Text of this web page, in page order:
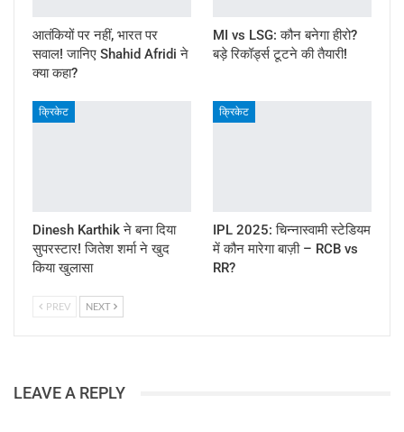
आतंकियों पर नहीं, भारत पर
सवाल! जानिए Shahid Afridi ने
क्या कहा?
MI vs LSG: कौन बनेगा हीरो?
बड़े रिकॉर्ड्स टूटने की तैयारी!
क्रिकेट
Dinesh Karthik ने बना दिया
सुपरस्टार! जितेश शर्मा ने खुद
किया खुलासा
क्रिकेट
IPL 2025: चिन्नास्वामी स्टेडियम
में कौन मारेगा बाज़ी – RCB vs
RR?
PREV NEXT
LEAVE A REPLY